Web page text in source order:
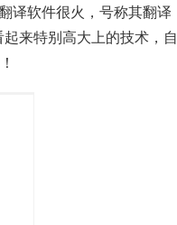
译软件很火，号称其翻译
来特别高大上的技术，自